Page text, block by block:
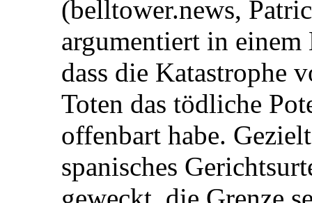
(belltower.news,
argumentiert in
dass die Katastrophe
Toten das tödliche
offenbart habe.
spanisches